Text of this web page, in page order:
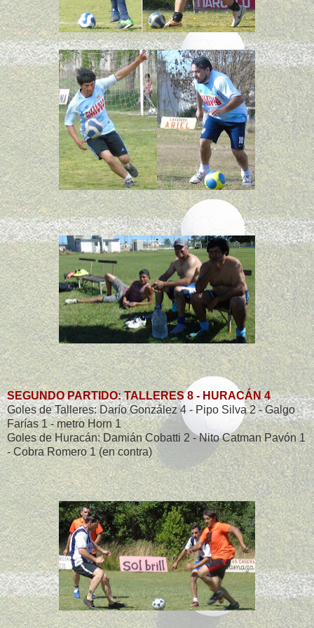
SEGUNDO PARTIDO: TALLERES 8 - HURACÁN 4
Goles de Talleres: Darío González 4 - Pipo Silva 2 - Galgo
Farías 1 - metro Horn 1
Goles de Huracán: Damián Cobatti 2 - Nito Catman Pavón 1
- Cobra Romero 1 (en contra)